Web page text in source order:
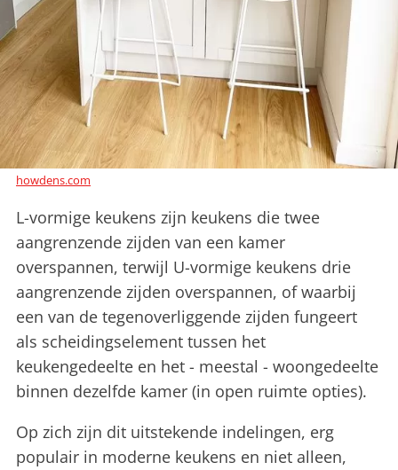
howdens.com
L-vormige keukens zijn keukens die twee
aangrenzende zijden van een kamer
overspannen, terwijl U-vormige keukens drie
aangrenzende zijden overspannen, of waarbij
een van de tegenoverliggende zijden fungeert
als scheidingselement tussen het
keukengedeelte en het - meestal - woongedeelte
binnen dezelfde kamer (in open ruimte opties).
Op zich zijn dit uitstekende indelingen, erg
populair in moderne keukens en niet alleen,